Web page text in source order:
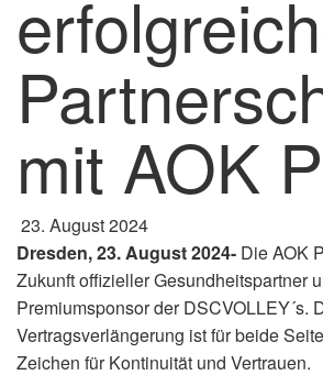
mit AOK
23. August 2024
Dresden, 23. August 2024- Die AOK
Zukunft offizieller Gesundheitspartner
Premiumsponsor der DSCVOLLEY´s.
Vertragsverlängerung ist für beide
Zeichen für Kontinuität und Vertrauen.